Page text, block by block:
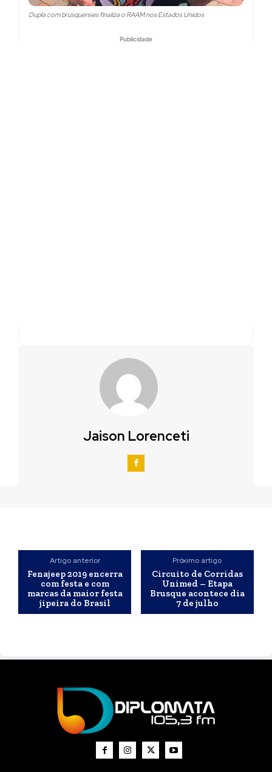
Dupla com brusquenses finaliza o RAAM nos Estados Unidos
Publicidade
Jaison Lorenceti
Artigo anterior
Fenajeep 2019 encerra
com festa e com
marcas da maior festa
jipeira do Brasil
Próximo artigo
Circuito de Corridas
Unimed – Etapa
Brusque acontece dia
7 de julho